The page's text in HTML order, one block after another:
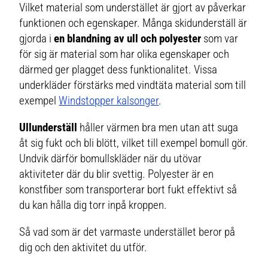
Fukttransport Mellan-lager plagg
Merinoull Tum-grepp Material 1:
90 % ull, 10 % polyamidMaterial 2:
komfort Material: 100 % ull
Vilket material som understället är gjort av påverkar
funktionen och egenskaper. Många skidunderställ är
gjorda ien blandning av ull och polyester som var
för sig är material som har olika egenskaper och
därmed ger plagget dess funktionalitet. Vissa
underkläder förstärks med vindtäta material som till
exempelWindstopper kalsonger.
Ullunderställ håller värmen bra men utan att suga
åt sig fukt och bli blött, vilket till exempel bomull gör.
Undvik därför bomullskläder när du utövar
aktiviteter där du blir svettig. Polyester är en
konstfiber som transporterar bort fukt effektivt så
du kan hålla dig torr inpå kroppen.
Så vad som är det varmaste understället beror på
dig och den aktivitet du utför.